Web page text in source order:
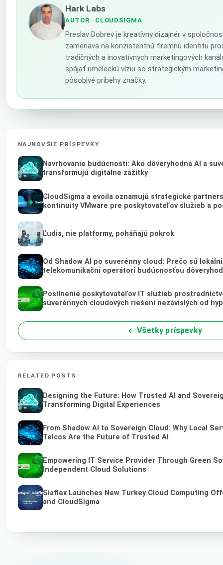
Hark Labs
AUTOR · CLOUDSIGMA
Preslav Dobrev je kreatívny dizajnér v
zameriava na konzistentnú firemnú identitu
tradičných a inovatívnych marketingových
spájať umeleckú víziu so strategickým
pôsobivé príbehy značky.
NAJNOVŠIE PRÍSPEVKY
Navrhovanie budúcnosti: Ako dôveryhodná AI a
transformujú digitálne zážitky
CloudSigma a evoila oznamujú strategické
kontinuity VMware pre poskytovateľov služieb a
Ľudia, nie platformy, poháňajú pokrok
Od Shadow AI po suverénny cloud: Prečo sú
telekomunikační operátori budúcnosťou
Posilnenie poskytovateľov IT služieb
suverénnych cloudových riešení nezávislých od
Všetky príspevky
RELATED POSTS
Designing the Future: How Trusted AI and
Transforming Digital Experiences
From Shadow AI to Sovereign Cloud: Why Local
Telcos Are the Future of Trusted AI
Empowering IT Service Provider Through Green
Independent Cloud Solutions
Siaflex Launches New Turkey Cloud Computing
and CloudSigma